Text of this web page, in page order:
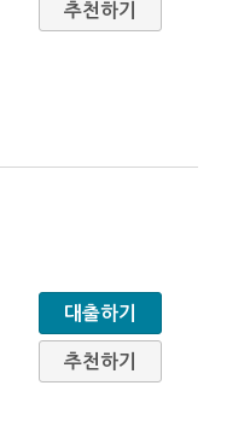
추천하기
대출하기
추천하기